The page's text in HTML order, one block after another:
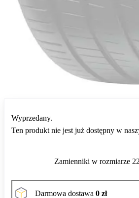
Wyprzedany.
Ten produkt nie jest już dostępny w
Zamienniki w rozmiarze
Darmowa dostawa 0 zł